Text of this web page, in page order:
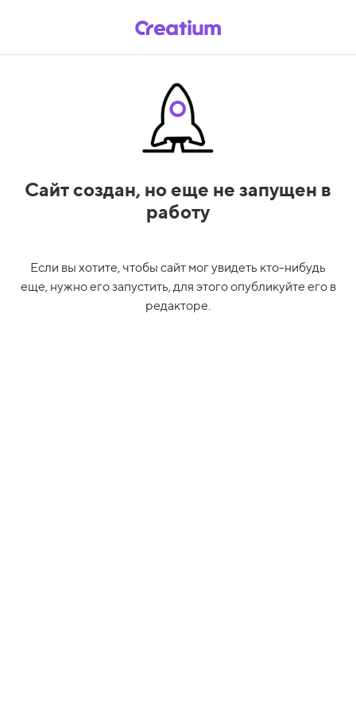
Сайт создан, но еще не запущен в
работу
Если вы хотите, чтобы сайт мог увидеть кто-нибудь
еще, нужно его запустить, для этого опубликуйте его в
редакторе.